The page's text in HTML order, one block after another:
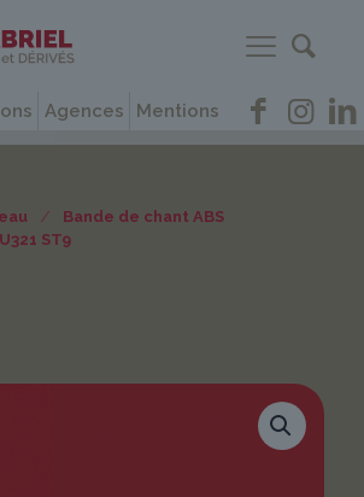
Agences Mentions
/
Bande de chant ABS
ST9